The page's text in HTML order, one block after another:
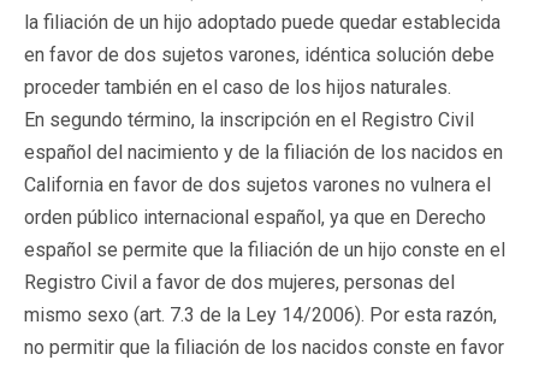
la filiación de un hijo adoptado puede quedar establecida
en favor de dos sujetos varones, idéntica solución debe
proceder también en el caso de los hijos naturales.
En segundo término, la inscripción en el Registro Civil
español del nacimiento y de la filiación de los nacidos en
California en favor de dos sujetos varones no vulnera el
orden público internacional español, ya que en Derecho
español se permite que la filiación de un hijo conste en el
Registro Civil a favor de dos mujeres, personas del
mismo sexo (art. 7.3 de la Ley 14/2006). Por esta razón,
no permitir que la filiación de los nacidos conste en favor